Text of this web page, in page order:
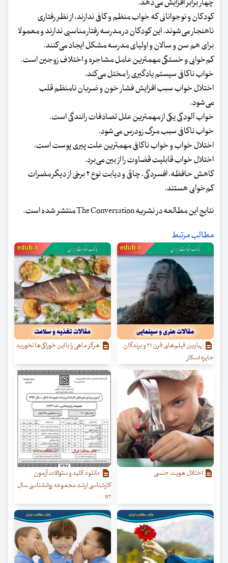
چهار برابر افزایش می‌دهد.
کودکان و نوجوانانی که خواب منظم و کافی ندارند، از نظر رفتاری
ناهنجار می‌شوند. این کودکان در مدرسه رفتار مناسبی ندارند و معمولا
برای هم سن و سالان و اولیای مدرسه مشکل ایجاد می‌کنند.
کم‌خوابی و خستگی مهمترین عامل مشاجره و اختلاف زوجین است.
خواب ناکافی سیستم یادگیری را مختل می‌کند.
اختلال خواب سبب افزایش فشار خون و ضربان نامنظم قلب
می‌شود.
خواب آلودگی یکی از مهمترین علل تصادفات رانندگی است.
خواب ناکافی سبب مرگ زودرس می‌شود.
اختلال خواب و خواب ناکافی مهمترین علت پیری پوست است.
اختلال خواب قابلیت قضاوت را از بین می‌برد.
کاهش حافظه، افسردگی، چاقی و دیابت نوع ۲ برخی از دیگر مضرات
کم‌خوابی هستند.
نتایج این مطالعه در نشریه The Conversation منتشر شده است.
مطالب مرتبط
بهترین فیلم‌های قرن ۲۱ و برندگان
جایزه اسکار
هرگز ماهی را با این خوراکی‌ها نخورید
اختلال هویت جنسی
دانلود کلید و سئوالات آزمون
کارشناسی ارشد مجموعه روانشناسی سال
97